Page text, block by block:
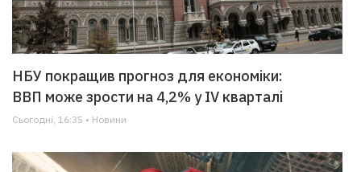
НБУ покращив прогноз для економіки:
ВВП може зрости на 4,2% у IV кварталі
Сьогодні, 16:35 • Новини